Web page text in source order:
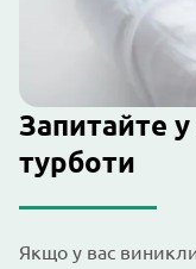
Запитайте
турботи
Якщо у вас